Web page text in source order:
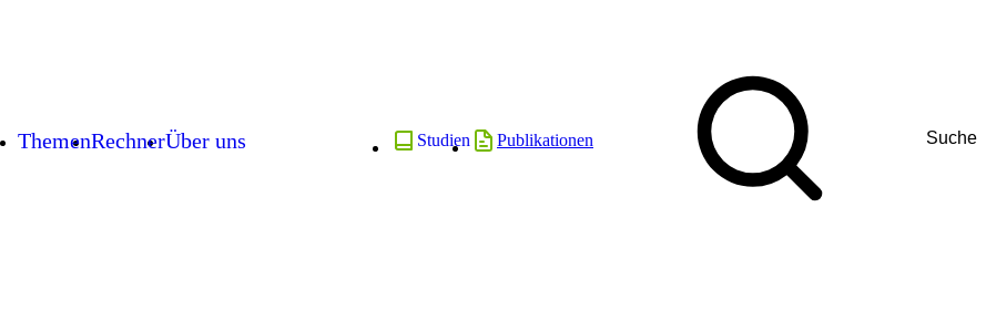
Suche
ThemenRechnerÜber uns Studien Publikationen